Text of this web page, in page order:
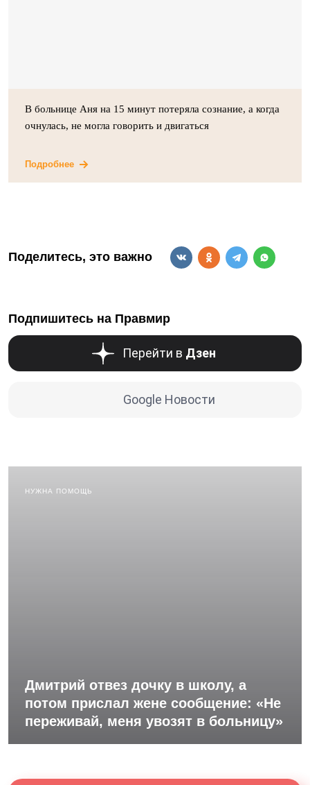
В больнице Аня на 15 минут потеряла сознание, а когда
очнулась, не могла говорить и двигаться
Подробнее
Поделитесь, это важно
Подпишитесь на Правмир
Перейти в Дзен
Google Новости
НУЖНА ПОМОЩЬ
Дмитрий отвез дочку в школу, а
потом прислал жене сообщение: «Не
переживай, меня увозят в больницу»